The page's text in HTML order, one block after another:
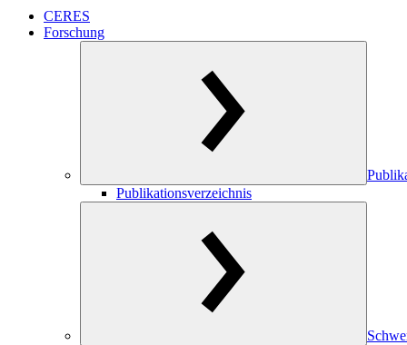
CERES
Forschung
Publikationsverzeichnis